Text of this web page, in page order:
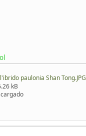
l'ibrido paulonia Shan Tong.JPG
kB